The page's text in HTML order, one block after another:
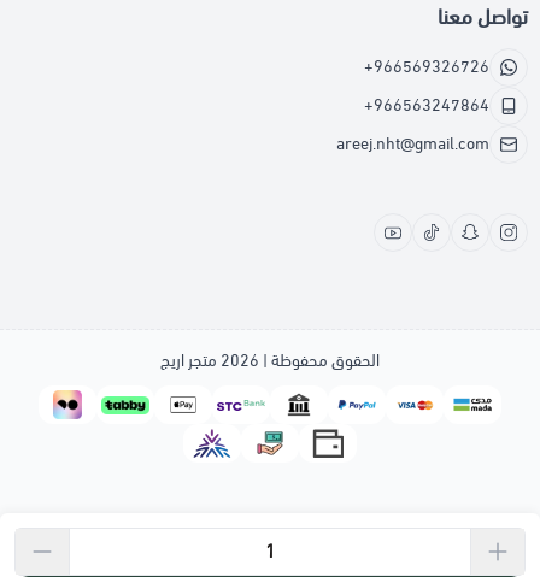
تواصل معنا
+966569326726
+966563247864
areej.nht@gmail.com
الحقوق محفوظة | 2026 متجر اريج